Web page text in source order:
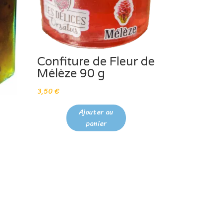
Confiture de Fleur de
Mélèze 90 g
3,50€
Ajouter au
panier